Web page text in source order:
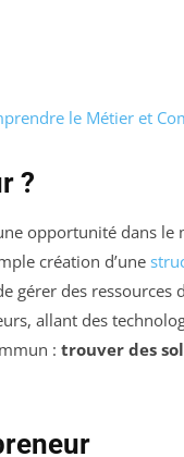
le Métier et
?
opportunité dans le
création d’une
gérer des ressources
allant des
: trouver des